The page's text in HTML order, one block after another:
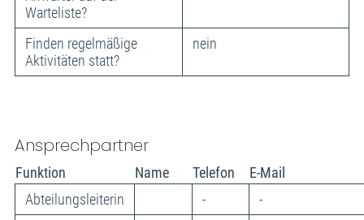
Warteliste?
Finden regelmäßige
Aktivitäten statt?
nein
Ansprechpartner
Funktion Name Telefon
E-Mail
Abteilungsleiterin
-
-